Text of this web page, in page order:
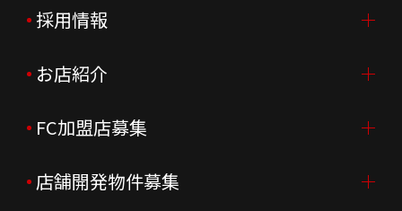
ご挨拶
会社概要
会社沿革
企業理念
IR情報TOP
ニュースリリース
月次売上
決算資料
採用情報
採用情報TOP
新卒採用
中途採用
お店紹介
店舗を探す・予約する
よくあるご質問
FC加盟店募集
FC加盟店募集TOP
店舗開発物件募集